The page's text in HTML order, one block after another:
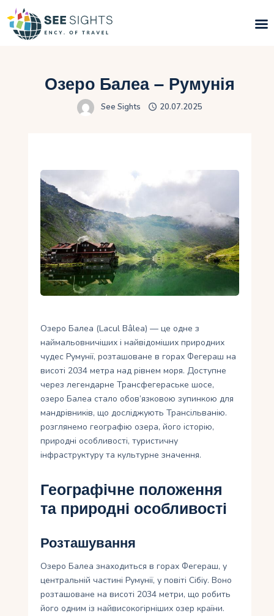
Гарячі тури
Інфо
Блог
Контакти
Укр
Озеро Балеа – Румунія
See Sights 20.07.2025
Озеро Балеа (Lacul Bâlea) — це одне з
наймальовничіших і найвідоміших природних
чудес Румунії, розташоване в горах Фегераш на
висоті 2034 метра над рівнем моря. Доступне
через легендарне Трансфегераське шосе,
озеро Балеа стало обов’язковою зупинкою для
мандрівників, що досліджують Трансільванію.
розглянемо географію озера, його історію,
природні особливості, туристичну
інфраструктуру та культурне значення.
Географічне положення
та природні особливості
Розташування
Озеро Балеа знаходиться в горах Фегераш, у
центральній частині Румунії, у повіті Сібіу. Воно
розташоване на висоті 2034 метри, що робить
його одним із найвисокогірніших озер країни.